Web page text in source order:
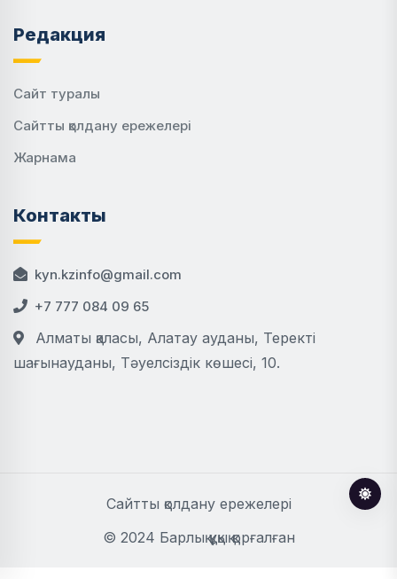
Редакция
Сайт туралы
Сайтты қолдану ережелері
Жарнама
Контакты
kyn.kzinfo@gmail.com
+7 777 084 09 65
Алматы қаласы, Алатау ауданы, Теректі
шағынауданы, Тәуелсіздік көшесі, 10.
Сайтты қолдану ережелері
© 2024 Барлық құқық қорғалған